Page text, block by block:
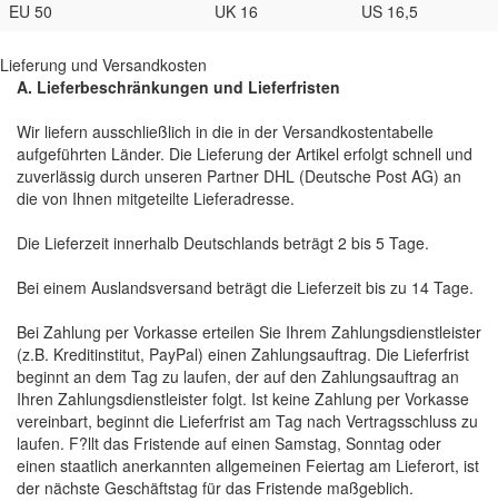
EU 50
UK 16 US 16,5
Lieferung und Versandkosten
A. Lieferbeschränkungen und Lieferfristen
Wir liefern ausschließlich in die in der Versandkostentabelle
aufgeführten Länder. Die Lieferung der Artikel erfolgt schnell und
zuverlässig durch unseren Partner DHL (Deutsche Post AG) an
die von Ihnen mitgeteilte Lieferadresse.
Die Lieferzeit innerhalb Deutschlands beträgt 2 bis 5 Tage.
Bei einem Auslandsversand beträgt die Lieferzeit bis zu 14 Tage.
Bei Zahlung per Vorkasse erteilen Sie Ihrem Zahlungsdienstleister
(z.B. Kreditinstitut, PayPal) einen Zahlungsauftrag. Die Lieferfrist
beginnt an dem Tag zu laufen, der auf den Zahlungsauftrag an
Ihren Zahlungsdienstleister folgt. Ist keine Zahlung per Vorkasse
vereinbart, beginnt die Lieferfrist am Tag nach Vertragsschluss zu
laufen. F?llt das Fristende auf einen Samstag, Sonntag oder
einen staatlich anerkannten allgemeinen Feiertag am Lieferort, ist
der nächste Geschäftstag für das Fristende maßgeblich.